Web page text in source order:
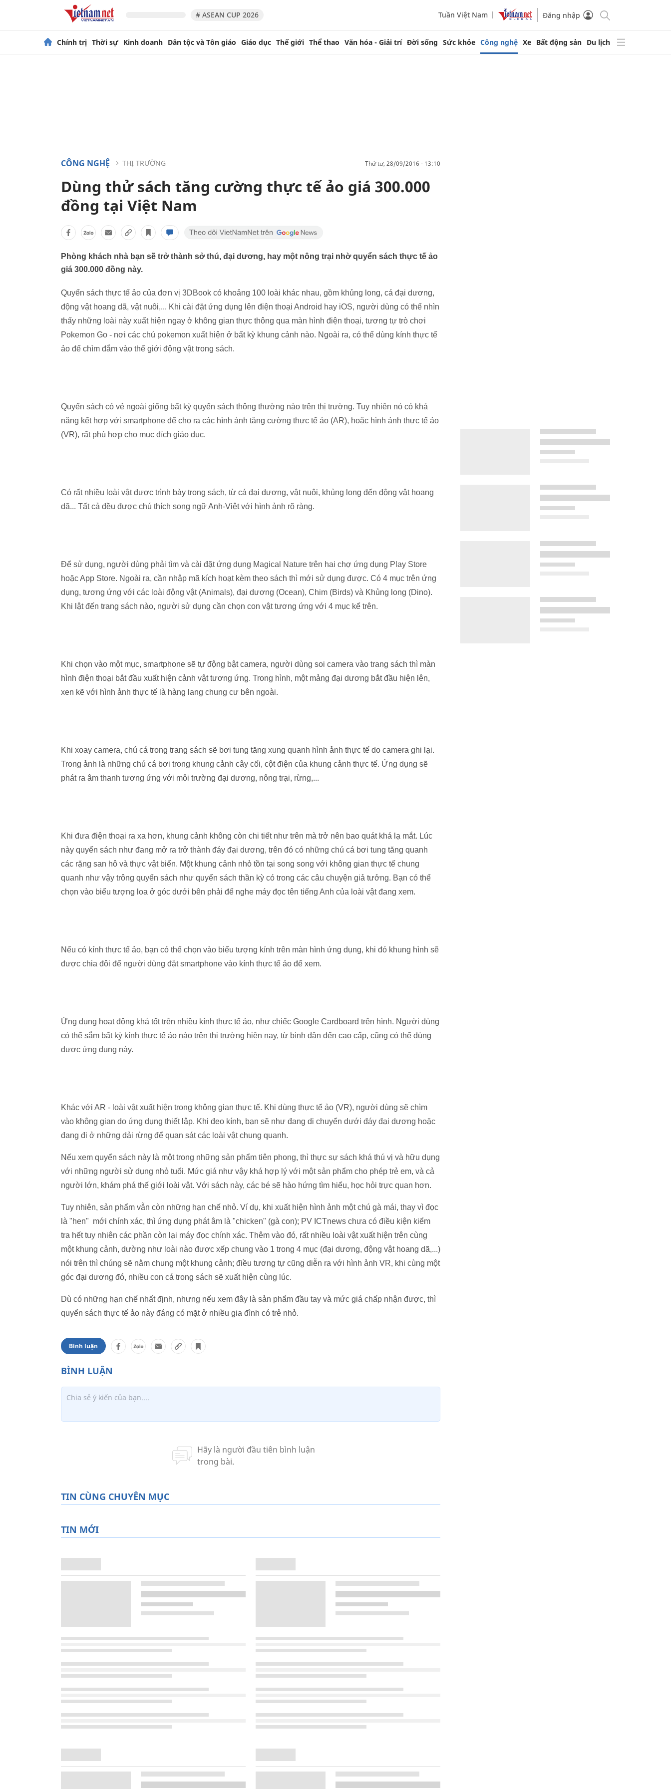
# ASEAN CUP 2026 Tuần Việt Nam Đăng nhập
Chính trị Thời sự Kinh doanh Dân tộc và Tôn giáo Giáo dục Thế giới Thể thao Văn hóa - Giải trí Đời sống Sức khỏe Công nghệ Xe Bất động sản Du lịch
CÔNG NGHỆ THỊ TRƯỜNG thứ tư, 28/09/2016 - 13:10
Dùng thử sách tăng cường thực tế ảo giá 300.000
đồng tại Việt Nam
Phòng khách nhà bạn sẽ trở thành sở thú, đại dương, hay một nông trại nhờ quyển sách thực tế ảo
giá 300.000 đồng này.
Quyển sách thực tế ảo của đơn vị 3DBook có khoảng 100 loài khác nhau, gồm khủng long, cá đại dương,
động vật hoang dã, vật nuôi,... Khi cài đặt ứng dụng lên điện thoại Android hay iOS, người dùng có thể nhìn
thấy những loài này xuất hiện ngay ở không gian thực thông qua màn hình điện thoại, tương tự trò chơi
Pokemon Go - nơi các chú pokemon xuất hiện ở bất kỳ khung cảnh nào. Ngoài ra, có thể dùng kính thực tế
ảo để chìm đắm vào thế giới động vật trong sách.
Quyển sách có vẻ ngoài giống bất kỳ quyển sách thông thường nào trên thị trường. Tuy nhiên nó có khả
năng kết hợp với smartphone để cho ra các hình ảnh tăng cường thực tế ảo (AR), hoặc hình ảnh thực tế ảo
(VR), rất phù hợp cho mục đích giáo dục.
Có rất nhiều loài vật được trình bày trong sách, từ cá đại dương, vật nuôi, khủng long đến động vật hoang
dã... Tất cả đều được chú thích song ngữ Anh-Việt với hình ảnh rõ ràng.
Để sử dụng, người dùng phải tìm và cài đặt ứng dụng Magical Nature trên hai chợ ứng dụng Play Store
hoặc App Store. Ngoài ra, cần nhập mã kích hoạt kèm theo sách thì mới sử dụng được. Có 4 mục trên ứng
dụng, tương ứng với các loài động vật (Animals), đại dương (Ocean), Chim (Birds) và Khủng long (Dino).
Khi lật đến trang sách nào, người sử dụng cần chọn con vật tương ứng với 4 mục kể trên.
Khi chọn vào một mục, smartphone sẽ tự động bật camera, người dùng soi camera vào trang sách thì màn
hình điện thoại bắt đầu xuất hiện cảnh vật tương ứng. Trong hình, một mảng đại dương bắt đầu hiện lên,
xen kẽ với hình ảnh thực tế là hàng lang chung cư bên ngoài.
Khi xoay camera, chú cá trong trang sách sẽ bơi tung tăng xung quanh hình ảnh thực tế do camera ghi lại.
Trong ảnh là những chú cá bơi trong khung cảnh cây cối, cột điện của khung cảnh thực tế. Ứng dụng sẽ
phát ra âm thanh tương ứng với môi trường đại dương, nông trại, rừng,...
Khi đưa điện thoại ra xa hơn, khung cảnh không còn chi tiết như trên mà trở nên bao quát khá lạ mắt. Lúc
này quyển sách như đang mở ra trở thành đáy đại dương, trên đó có những chú cá bơi tung tăng quanh
các rặng san hô và thực vật biển. Một khung cảnh nhỏ tồn tại song song với không gian thực tế chung
quanh như vậy trông quyển sách như quyển sách thần kỳ có trong các câu chuyện giả tưởng. Bạn có thể
chọn vào biểu tượng loa ở góc dưới bên phải để nghe máy đọc tên tiếng Anh của loài vật đang xem.
Nếu có kính thực tế ảo, bạn có thể chọn vào biểu tượng kính trên màn hình ứng dụng, khi đó khung hình sẽ
được chia đôi để người dùng đặt smartphone vào kính thực tế ảo để xem.
Ứng dụng hoạt động khá tốt trên nhiều kính thực tế ảo, như chiếc Google Cardboard trên hình. Người dùng
có thể sắm bất kỳ kính thực tế ảo nào trên thị trường hiện nay, từ bình dân đến cao cấp, cũng có thể dùng
được ứng dụng này.
Khác với AR - loài vật xuất hiện trong không gian thực tế. Khi dùng thực tế ảo (VR), người dùng sẽ chìm
vào không gian do ứng dụng thiết lập. Khi đeo kính, bạn sẽ như đang di chuyển dưới đáy đại dương hoặc
đang đi ở những dải rừng để quan sát các loài vật chung quanh.
Nếu xem quyển sách này là một trong những sản phẩm tiên phong, thì thực sự sách khá thú vị và hữu dụng
với những người sử dụng nhỏ tuổi. Mức giá như vậy khá hợp lý với một sản phẩm cho phép trẻ em, và cả
người lớn, khám phá thế giới loài vật. Với sách này, các bé sẽ hào hứng tìm hiểu, học hỏi trực quan hơn.
Tuy nhiên, sản phẩm vẫn còn những hạn chế nhỏ. Ví dụ, khi xuất hiện hình ảnh một chú gà mái, thay vì đọc
là "hen" mới chính xác, thì ứng dụng phát âm là "chicken" (gà con); PV ICTnews chưa có điều kiện kiểm
tra hết tuy nhiên các phần còn lại máy đọc chính xác. Thêm vào đó, rất nhiều loài vật xuất hiện trên cùng
một khung cảnh, dường như loài nào được xếp chung vào 1 trong 4 mục (đại dương, động vật hoang dã,...)
nói trên thì chúng sẽ nằm chung một khung cảnh; điều tương tự cũng diễn ra với hình ảnh VR, khi cùng một
góc đại dương đó, nhiều con cá trong sách sẽ xuất hiện cùng lúc.
Dù có những hạn chế nhất định, nhưng nếu xem đây là sản phẩm đầu tay và mức giá chấp nhận được, thì
quyển sách thực tế ảo này đáng có mặt ở nhiều gia đình có trẻ nhỏ.
Bình luận
TIN CÙNG CHUYÊN MỤC
TIN MỚI